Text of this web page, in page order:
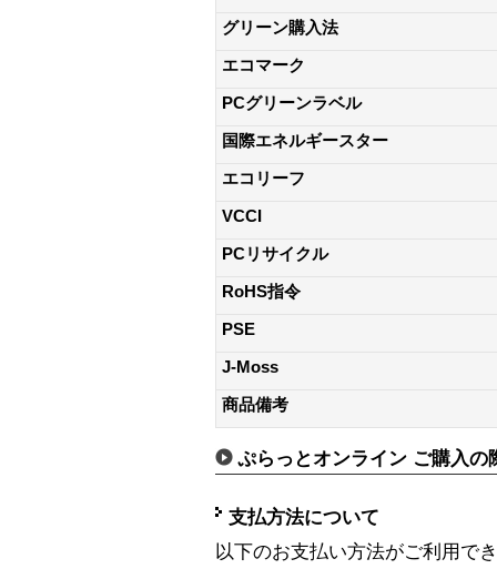
グリーン購入法
エコマーク
PCグリーンラベル
国際エネルギースター
エコリーフ
VCCI
PCリサイクル
RoHS指令
PSE
J-Moss
商品備考
ぷらっとオンライン ご購入の
支払方法について
以下のお支払い方法がご利用で